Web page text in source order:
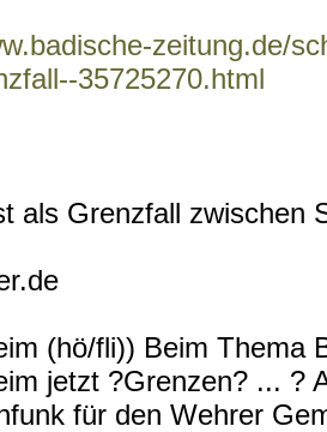
zeitung.de/
35725270.html
als Grenzfall zwischen
(hö/fli)) Beim Thema
jetzt ?Grenzen? ... ?
für den Wehrer